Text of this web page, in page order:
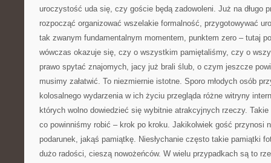
uroczystość uda się, czy goście będą zadowoleni. Już na długo
rozpocząć organizować wszelakie formalność, przygotowywać
tak zwanym fundamentalnym momentem, punktem zero – tutaj
wówczas okazuje się, czy o wszystkim pamiętaliśmy, czy o
prawo spytać znajomych, jacy już brali ślub, o czym jeszcze
musimy załatwić. To niezmiernie istotne. Sporo młodych osób
kolosalnego wydarzenia w ich życiu przegląda różne witryny
których wolno dowiedzieć się wybitnie atrakcyjnych rzeczy. Takie
co powinniśmy robić – krok po kroku. Jakikolwiek gość przynosi
podarunek, jakąś pamiątkę. Niesłychanie często takie pamiątki
dużo radości, cieszą nowożeńców. W wielu przypadkach są to